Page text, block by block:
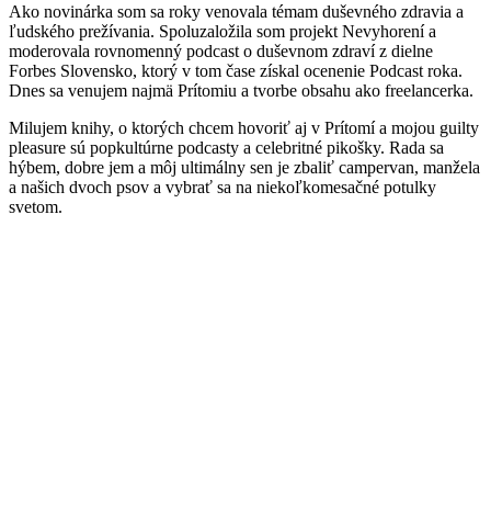
Ako novinárka som sa roky venovala témam duševného zdravia a
ľudského prežívania. Spoluzaložila som projekt Nevyhorení a
moderovala rovnomenný podcast o duševnom zdraví z dielne
Forbes Slovensko, ktorý v tom čase získal ocenenie Podcast roka.
Dnes sa venujem najmä Prítomiu a tvorbe obsahu ako freelancerka.
Milujem knihy, o ktorých chcem hovoriť aj v Prítomí a mojou guilty
pleasure sú popkultúrne podcasty a celebritné pikošky. Rada sa
hýbem, dobre jem a môj ultimálny sen je zbaliť campervan, manžela
a našich dvoch psov a vybrať sa na niekoľkomesačné potulky
svetom.